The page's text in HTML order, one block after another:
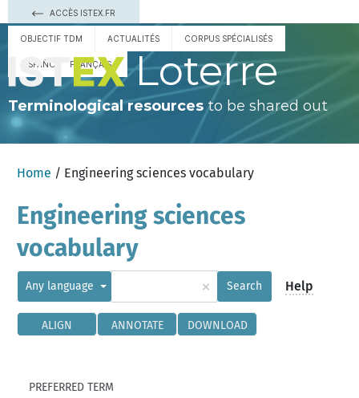
ACCÈS ISTEX.FR
OBJECTIF TDM ACTUALITÉS CORPUS SPÉCIALISÉS
ESPAÑOL FRANÇAIS Loterre
Terminological resourcesto be shared out
Home / Engineering sciences vocabulary
Engineering sciences
vocabulary
Any language × Search Help
ALIGN ANNOTATE DOWNLOAD
PREFERRED TERM